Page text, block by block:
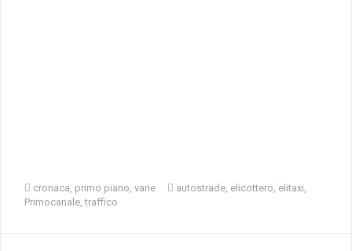
cronaca, primo piano, varie autostrade, elicottero, elitaxi,
Primocanale,traffico